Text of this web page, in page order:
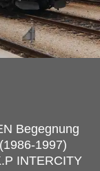
Begegnung
1997)
INTERCITY